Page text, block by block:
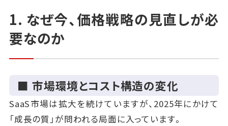
1. なぜ今、価格戦略の見直しが必
要なのか
■ 市場環境とコスト構造の変化
SaaS市場は拡大を続けていますが、2025年にかけて
「成長の質」が問われる局面に入っています。